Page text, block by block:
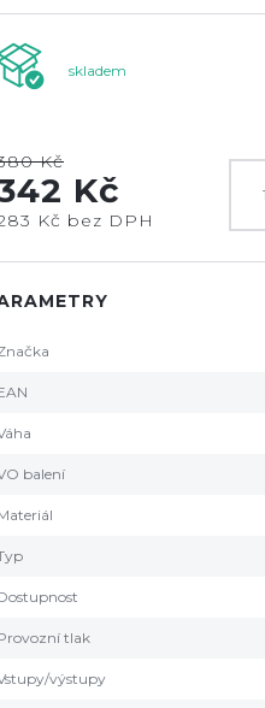
skladem
Kč
Kč
Kč bez DPH
balení
tlak
výstupy